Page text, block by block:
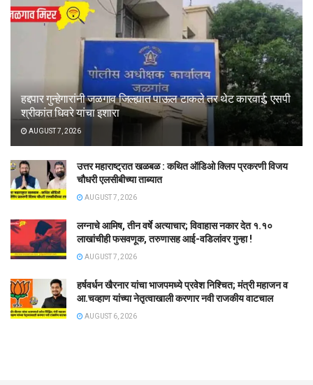
हद्दपार गुन्हेगारांनी जळगाव जिल्ह्यात पाऊल टाकले तर थेट कारवाई; एसपी
श्रीकांत धिवरे यांचा इशारा
AUGUST 7, 2026
उत्तर महाराष्ट्रात खळबळ : कथित ऑडिओ क्लिप प्रकरणी विजय
चौधरी एलसीबीच्या ताब्यात
AUGUST 7, 2026
लग्नाचे आमिष, तीन वर्षे अत्याचार; विवाहास नकार देत १.१०
लाखांचीही फसवणूक, तरुणासह आई-वडिलांवर गुन्हा !
AUGUST 7, 2026
हर्षवर्धन खैरनार यांचा भाजपमध्ये प्रवेश निश्चित; मंत्री महाजन व
आ.चव्हाण यांच्या नेतृत्वाखाली करणार नवी राजकीय वाटचाल
AUGUST 6, 2026